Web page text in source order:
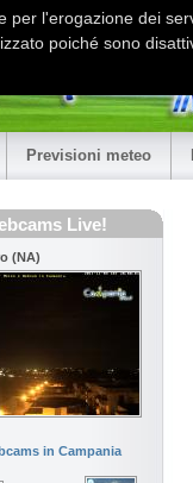
Previsioni meteo
Live!
(NA)
in Campania
per l'erogazione dei
poiché sono